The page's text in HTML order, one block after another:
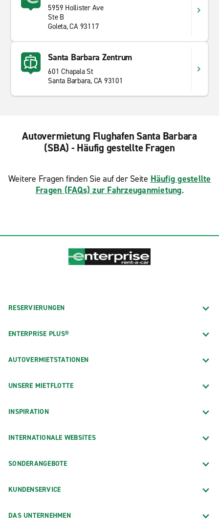
5959 Hollister Ave
Ste B
Goleta, CA 93117
Santa Barbara Zentrum
601 Chapala St
Santa Barbara, CA 93101
Autovermietung Flughafen Santa Barbara
(SBA) - Häufig gestellte Fragen
Weitere Fragen finden Sie auf der Seite Häufig gestellte
Fragen (FAQs) zur Fahrzeuganmietung.
RESERVIERUNGEN
ENTERPRISE PLUS®
AUTOVERMIETSTATIONEN
UNSERE MIETFLOTTE
INSPIRATION
INTERNATIONALE WEBSITES
SONDERANGEBOTE
KUNDENSERVICE
DAS UNTERNEHMEN